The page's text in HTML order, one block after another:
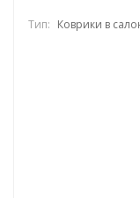
Тип: Коврики в